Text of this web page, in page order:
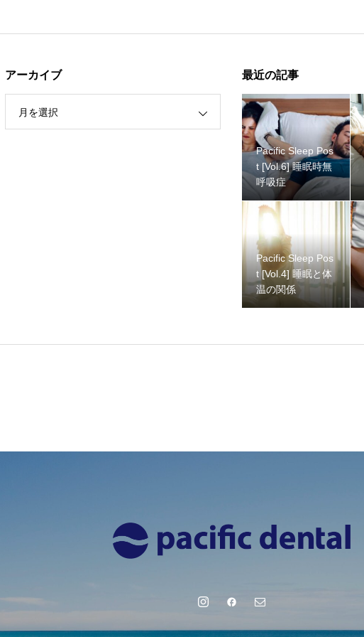
アーカイブ
月を選択
最近の記事
Pacific Sleep Pos
t [Vol.6] 睡眠時無
呼吸症
Pacific Sleep Pos
t [Vol.4] 睡眠と体
温の関係